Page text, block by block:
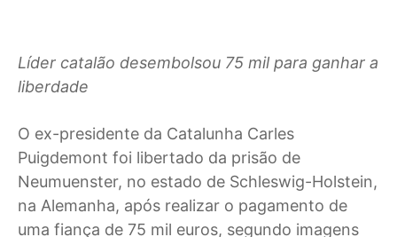
Líder catalão desembolsou 75 mil para ganhar a
liberdade
O ex-presidente da Catalunha Carles
Puigdemont foi libertado da prisão de
Neumuenster, no estado de Schleswig-Holstein,
na Alemanha, após realizar o pagamento de
uma fiança de 75 mil euros, segundo imagens